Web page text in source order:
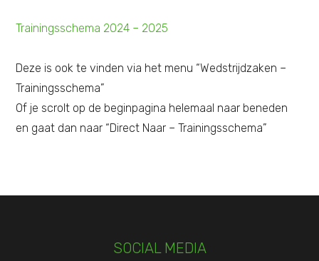
Trainingsschema 2024 – 2025
Deze is ook te vinden via het menu “Wedstrijdzaken –
Trainingsschema”
Of je scrolt op de beginpagina helemaal naar beneden
en gaat dan naar “Direct Naar – Trainingsschema”
SOCIAL MEDIA